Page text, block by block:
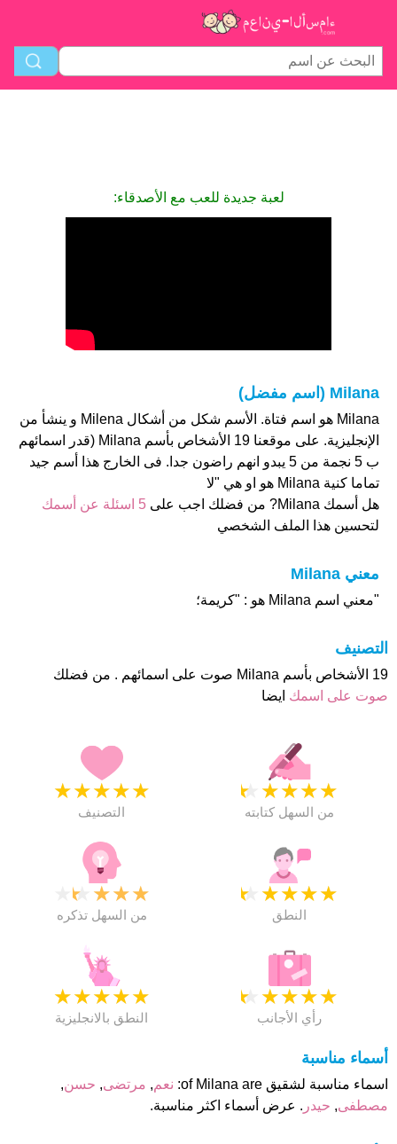
لعبة جديدة للعب مع الأصدقاء:
Milana (اسم مفضل)
Milana هو اسم فتاة. الأسم شكل من أشكال Milena و ينشأ من
الإنجليزية. على موقعنا 19 الأشخاص بأسم Milana (قدر اسمائهم
ب 5 نجمة من 5 يبدو انهم راضون جدا. فى الخارج هذا أسم جيد
تماما كنية Milana هو او هي "لا
هل أسمك Milana? من فضلك اجب على
5 اسئلة عن أسمك
لتحسين هذا الملف الشخصي
معني Milana
"معني اسم Milana هو : "كريمة؛
التصنيف
19 الأشخاص بأسم Milana صوت على اسمائهم . من فضلك
صوت على اسمك ايضا
★
★
★
★
★
التصنيف
★
★
★
★
★
من السهل كتابته
★
★
★
★
من السهل تذكره
★
★
★
★
★
النطق
★
★
★
★
★
النطق بالانجليزية
★
★
★
★
★
رأي الأجانب
أسماء مناسبة
اسماء مناسبة لشقيق of Milana are: نعم, مرتضى, حسن,
مصطفى, حيدر . عرض أسماء اكثر مناسبة.